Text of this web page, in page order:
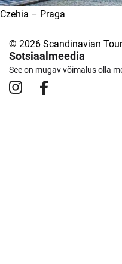
Czehia – Praga
© 2026 Scandinavian
Sotsiaalmeedia
See on mugav võimalus olla